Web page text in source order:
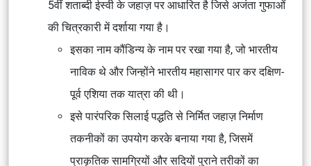
5वीं शताब्दी ईस्वी के जहाज़ पर आधारित है जिसे अजंता गुफाओं
की चित्रकारी में दर्शाया गया है।
इसका नाम कौंडिन्य के नाम पर रखा गया है, जो भारतीय
नाविक थे और जिन्होंने भारतीय महासागर पार कर दक्षिण-
पूर्व एशिया तक यात्रा की थी।
इसे पारंपरिक सिलाई पद्धति से निर्मित जहाज़ निर्माण
तकनीकों का उपयोग करके बनाया गया है, जिसमें
प्राकृतिक सामग्रियों और सदियों पुराने तरीकों का